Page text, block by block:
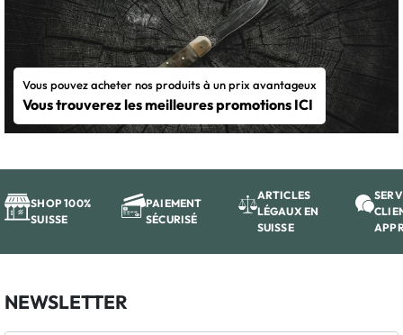
Vous pouvez acheter nos produits à un prix avantageux
Vous trouverez les meilleures promotions ICI
SHOP 100%
SUISSE
PAIEMENT
SÉCURISÉ
ARTICLES
LÉGAUX EN
SUISSE
NEWSLETTER